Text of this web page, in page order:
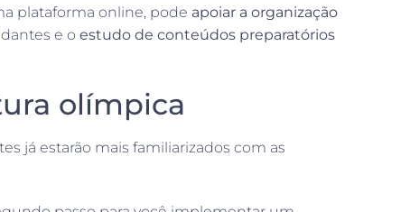
plataforma online, pode apoiar a organização
e o estudo de conteúdos preparatórios
olímpica
já estarão mais familiarizados com as